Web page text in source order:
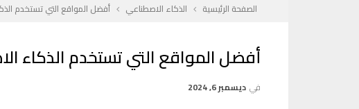
الصفحة الرئيسية الذكاء الاصطناعي أفضل المواقع التي تستخدم
أفضل المواقع التي تستخدم الذكاء
في ديسمبر 6, 2024